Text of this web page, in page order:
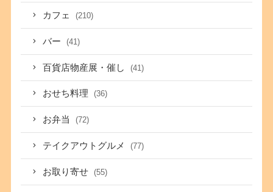
カフェ (210)
バー (41)
百貨店物産展・催し (41)
おせち料理 (36)
お弁当 (72)
テイクアウトグルメ (77)
お取り寄せ (55)